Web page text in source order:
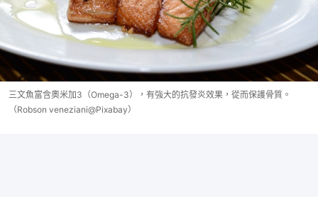
三文魚富含奧米加3（Omega-3），有強大的抗發炎效果，從而保護骨質。
（Robson veneziani@Pixabay）